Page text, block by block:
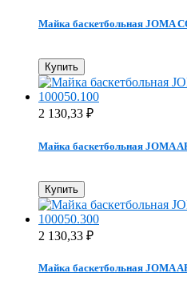
Майка баскетбольная JOMA
Купить
2 130,33 ₽
Майка баскетбольная JOMA
Купить
2 130,33 ₽
Майка баскетбольная JOMA